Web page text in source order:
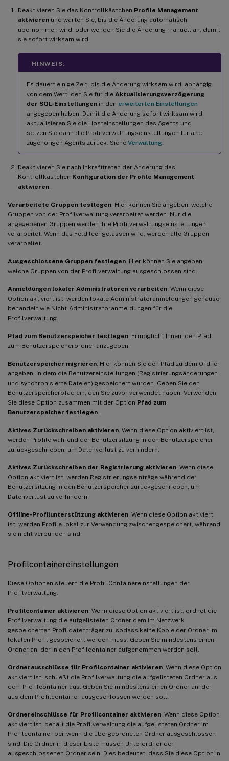
Deaktivieren Sie das Kontrollkästchen Profile Management
aktivieren und warten Sie, bis die Änderung automatisch
übernommen wird, oder wenden Sie die Änderung manuell an, damit
sie sofort wirksam wird.
HINWEIS:
Es dauert einige Zeit, bis die Änderung wirksam wird, abhängig
von dem Wert, den Sie für die Aktualisierungsverzögerung
der SQL-Einstellungen in den erweiterten Einstellungen
angegeben haben. Damit die Änderung sofort wirksam wird,
aktualisieren Sie die Hosteinstellungen des Agents und
setzen Sie dann die Profilverwaltungseinstellungen für alle
zugehörigen Agents zurück. Siehe Verwaltung
Deaktivieren Sie nach Inkrafttreten der Änderung das
Kontrollkästchen Konfiguration der Profile Management
aktivieren
Verarbeitete Gruppen festlegen . Hier können Sie angeben, welche
Gruppen von der Profilverwaltung verarbeitet werden. Nur die
angegebenen Gruppen werden ihre Profilverwaltungseinstellungen
verarbeitet. Wenn das Feld leer gelassen wird, werden alle Gruppen
verarbeitet.
Ausgeschlossene Gruppen festlegen . Hier können Sie angeben,
welche Gruppen von der Profilverwaltung ausgeschlossen sind.
Anmeldungen lokaler Administratoren verarbeiten . Wenn diese
Option aktiviert ist, werden lokale Administratoranmeldungen genauso
behandelt wie Nicht-Administratoranmeldungen für die
Profilverwaltung.
Pfad zum Benutzerspeicher festlegen . Ermöglicht Ihnen, den Pfad
zum Benutzerspeicherordner anzugeben.
Benutzerspeicher migrieren . Hier können Sie den Pfad zu dem Ordner
angeben, in dem die Benutzereinstellungen (Registrierungsänderungen
und synchronisierte Dateien) gespeichert wurden. Geben Sie den
Benutzerspeicherpfad ein, den Sie zuvor verwendet haben. Verwenden
Sie diese Option zusammen mit der Option Pfad zum
Benutzerspeicher festlegen
Aktives Zurückschreiben aktivieren . Wenn diese Option aktiviert ist,
werden Profile während der Benutzersitzung in den Benutzerspeicher
zurückgeschrieben, um Datenverlust zu verhindern.
Aktives Zurückschreiben der Registrierung aktivieren . Wenn diese
Option aktiviert ist, werden Registrierungseinträge während der
Benutzersitzung in den Benutzerspeicher zurückgeschrieben, um
Datenverlust zu verhindern.
Offline-Profilunterstützung aktivieren . Wenn diese Option aktiviert
ist, werden Profile lokal zur Verwendung zwischengespeichert, während
sie nicht verbunden sind.
Profilcontainereinstellungen
Diese Optionen steuern die Profil-Containereinstellungen der
Profilverwaltung.
Profilcontainer aktivieren . Wenn diese Option aktiviert ist, ordnet die
Profilverwaltung die aufgelisteten Ordner dem im Netzwerk
gespeicherten Profildatenträger zu, sodass keine Kopie der Ordner im
lokalen Profil gespeichert werden muss. Geben Sie mindestens einen
Ordner an, der in den Profilcontainer aufgenommen werden soll.
Ordnerausschlüsse für Profilcontainer aktivieren . Wenn diese Option
aktiviert ist, schließt die Profilverwaltung die aufgelisteten Ordner aus
dem Profilcontainer aus. Geben Sie mindestens einen Ordner an, der
aus dem Profilcontainer ausgeschlossen werden soll.
Ordnereinschlüsse für Profilcontainer aktivieren . Wenn diese Option
aktiviert ist, behält die Profilverwaltung die aufgelisteten Ordner im
Profilcontainer bei, wenn die übergeordneten Ordner ausgeschlossen
sind. Die Ordner in dieser Liste müssen Unterordner der
ausgeschlossenen Ordner sein. Dies bedeutet, dass Sie diese Option in